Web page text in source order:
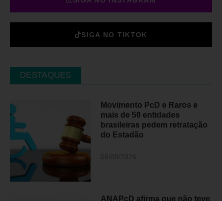
SIGA NO TIKTOK
DESTAQUES
Movimento PcD e Raros e
mais de 50 entidades
brasileiras pedem retratação
do Estadão
ANAPcD afirma que não teve